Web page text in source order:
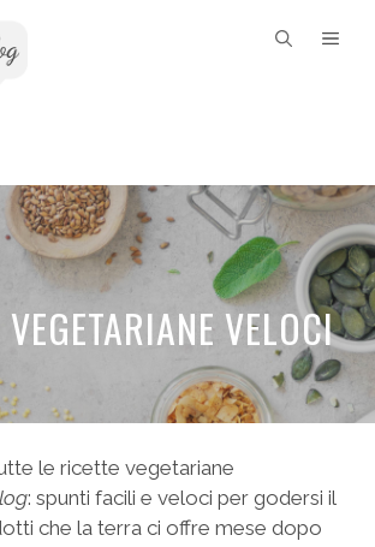
VELOCI
le ricette vegetariane
: spunti facili e veloci per godersi il
che la terra ci offre mese dopo